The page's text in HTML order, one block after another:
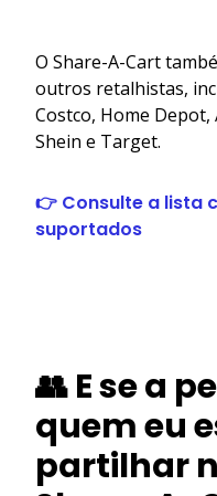
O Share-A-Cart
outros retalhistas,
Costco, Home
Shein e Target.
👉 Consulte a lista
suportados
👥 E se a
quem eu
partilhar